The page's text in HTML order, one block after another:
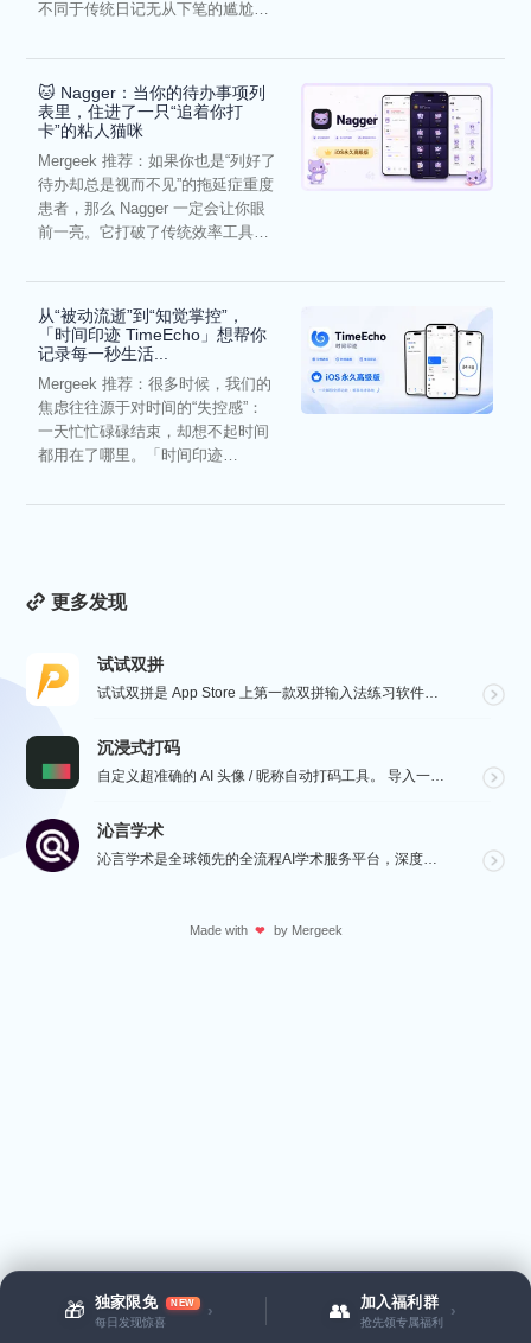
🎁 独家限免 NEW
每日发现惊喜
› 👥 加入福利群
抢先领专属福利
›
不同于传统日记无从下笔的尴尬，
🐱 Nagger：当你的待办事项列
表里，住进了一只“追着你打
卡”的粘人猫咪
Mergeek 推荐：如果你也是“列好了
待办却总是视而不见”的拖延症重度
患者，那么 Nagger 一定会让你眼
前一亮。它打破了传统效率工具冰
从“被动流逝”到“知觉掌控”，
「时间印迹 TimeEcho」想帮你
记录每一秒生活...
Mergeek 推荐：很多时候，我们的
焦虑往往源于对时间的“失控感”：
一天忙忙碌碌结束，却想不起时间
都用在了哪里。「时间印迹
更多发现
试试双拼
试试双拼是 App Store 上第一款双拼输入法练习软件，通过这个软件你能方便的学习双拼规则，练习...
沉浸式打码
自定义超准确的 AI 头像 / 昵称自动打码工具。 导入一张微信聊天截图，或者抖音/小红书/微博评论...
沁言学术
沁言学术是全球领先的全流程AI学术服务平台，深度赋能从选题构思、文献检索、文献阅读、文献管理到辅助写...
Made with ❤ by Mergeek